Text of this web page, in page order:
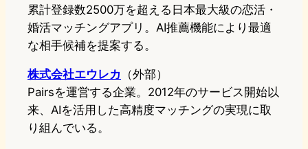
累計登録数2500万を超える日本最大級の恋活・
婚活マッチングアプリ。AI推薦機能により最適
な相手候補を提案する。
株式会社エウレカ （外部）
Pairsを運営する企業。2012年のサービス開始以
来、AIを活用した高精度マッチングの実現に取
り組んでいる。